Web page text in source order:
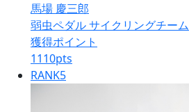
馬場 慶三郎
弱虫ペダル サイクリングチーム
獲得ポイント
1110pts
RANK5